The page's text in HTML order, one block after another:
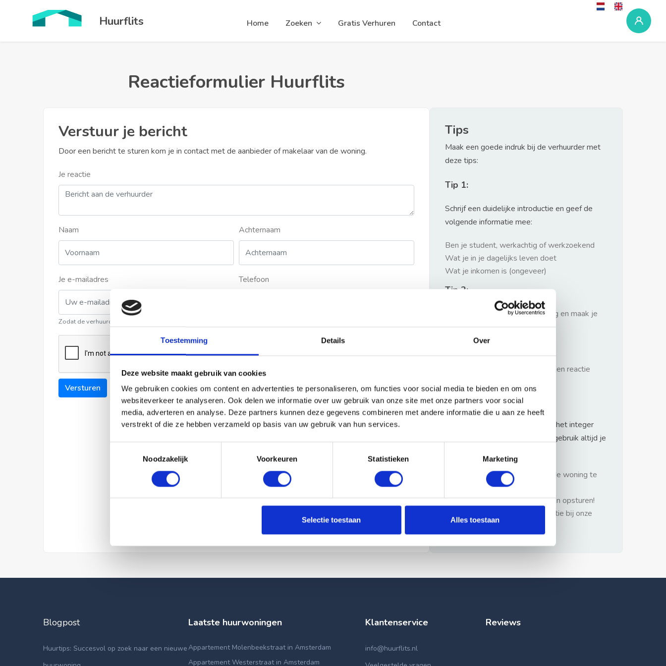
Toestemming Details Over
Deze website maakt gebruik van cookies
We gebruiken cookies om content en advertenties te personaliseren, om functies voor social media te bieden en om ons
websiteverkeer te analyseren. Ook delen we informatie over uw gebruik van onze site met onze partners voor social
media, adverteren en analyse. Deze partners kunnen deze gegevens combineren met andere informatie die u aan ze heeft
verstrekt of die ze hebben verzameld op basis van uw gebruik van hun services.
Noodzakelijk
Voorkeuren Statistieken Marketing
Selectie toestaan Alles toestaan
Huurflits Home Zoeken Gratis Verhuren Contact
Reactieformulier Huurflits
Verstuur je bericht
Door een bericht te sturen kom je in contact met de aanbieder of makelaar van de woning.
Je reactie
Naam Achternaam
Je e-mailadres
Zodat de verhuurder contact met u kan opnemen
Telefoon
Versturen
Tips
Maak een goede indruk bij de verhuurder met
deze tips:
Tip 1:
Schrijf een duidelijke introductie en geef de
volgende informatie mee:
Ben je student, werkachtig of werkzoekend
Wat je in je dagelijks leven doet
Wat je inkomen is (ongeveer)
Tip 2:
Wees beleefd, niet te langdradig en maak je
verhaal kort
Wacht niet met reageren. Snel een reactie
Waarschuwing
Huurflits hecht veel waarde aan het integer
handelen van verhuurders maar gebruik altijd je
1: Nooit vooraf betalen zonder de woning te
hebben gezien.
2: Geen persoonlijke documenten opsturen!
3: Meld bij misbruik de advertentie bij onze
klantenservice.
Blogpost
Huurtips: Succesvol op zoek naar een nieuwe
Laatste huurwoningen
Appartement Molenbeekstraat in Amsterdam
Appartement Westerstraat in Amsterdam
Klantenservice
info@huurflits.nl
Reviews